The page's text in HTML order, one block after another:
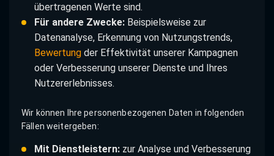
übertragenen Werte sind.
Für andere Zwecke:Beispielsweise zur
Datenanalyse, Erkennung von Nutzungstrends,
Bewertungder Effektivität unserer Kampagnen
oder Verbesserung unserer Dienste und Ihres
Nutzererlebnisses.
Wir können Ihre personenbezogenen Daten in folgenden
Fällen weitergeben:
Mit Dienstleistern:zur Analyse und Verbesserung